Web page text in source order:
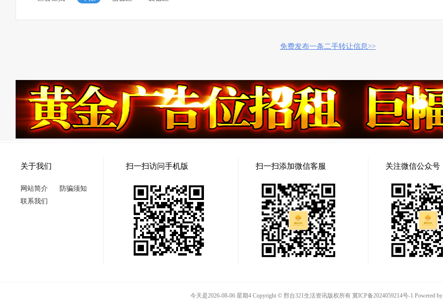
免费发布一条二手转让信息>>
关于我们
网站简介
防骗须知
联系我们
扫一扫访问手机版 扫一扫添加微信客服 关注微信公众号
今天是2026-08-06 星期4 Copyright © 邢台321生活资讯版权所有 冀ICP备2024059214号-1 Powered by